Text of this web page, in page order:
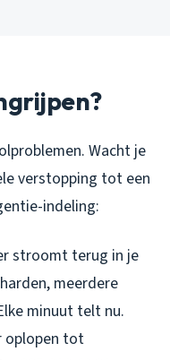
Wacht je
verstopping tot een
indeling:
stroomt terug in je
meerdere
minuut telt nu.
oplopen tot